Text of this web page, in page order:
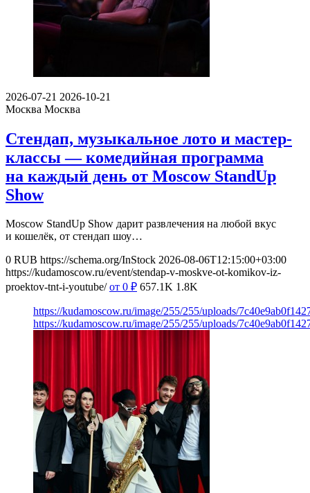
2026-07-21 2026-10-21
Москва Москва
Стендап, музыкальное лото и мастер-
классы — комедийная программа
на каждый день от Moscow StandUp
Show
Moscow StandUp Show дарит развлечения на любой вкус
и кошелёк, от стендап шоу…
0 RUB https://schema.org/InStock 2026-08-06T12:15:00+03:00
https://kudamoscow.ru/event/stendap-v-moskve-ot-komikov-iz-
proektov-tnt-i-youtube/ от 0 ₽ 657.1K 1.8K
https://kudamoscow.ru/image/255/255/uploads/
https://kudamoscow.ru/image/255/255/uploads/